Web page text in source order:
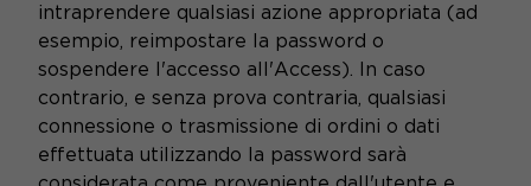
intraprendere qualsiasi azione appropriata (ad
esempio, reimpostare la password o
sospendere l'accesso all'Access). In caso
contrario, e senza prova contraria, qualsiasi
connessione o trasmissione di ordini o dati
effettuata utilizzando la password sarà